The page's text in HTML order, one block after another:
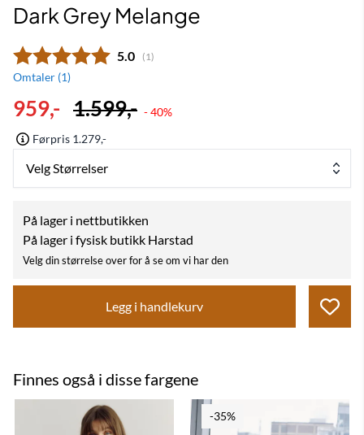
Dark Grey Melange
Gjennomsnittskarakter:
5.0 (stemmer:
1)
Omtaler (1)
959,- 1.599,- - 40%
Førpris 1.279,-
Velg Størrelser
På lager i nettbutikken
På lager i fysisk butikk Harstad
Velg din størrelse over for å se om vi har den
Legg i handlekurv
Finnes også i disse fargene
-35%